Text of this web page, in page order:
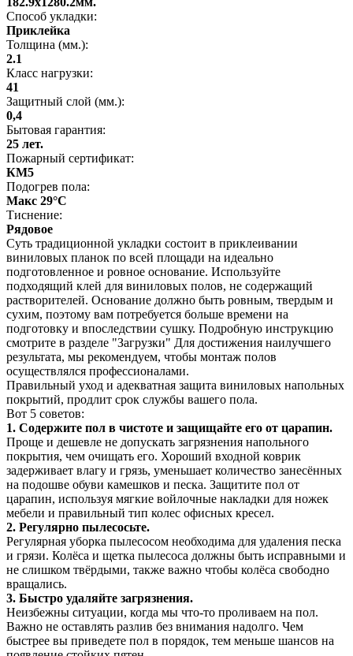
Способ укладки:
Приклейка
Толщина (мм.):
2.1
Класс нагрузки:
41
Защитный слой (мм.):
0,4
Бытовая гарантия:
25 лет.
Пожарный сертификат:
КМ5
Подогрев пола:
Макс 29°C
Тиснение:
Рядовое
Суть традиционной укладки состоит в приклеивании
виниловых планок по всей площади на идеально
подготовленное и ровное основание. Используйте
подходящий клей для виниловых полов, не содержащий
растворителей. Основание должно быть ровным, твердым и
сухим, поэтому вам потребуется больше времени на
подготовку и впоследствии сушку. Подробную инструкцию
смотрите в разделе "Загрузки" Для достижения наилучшего
результата, мы рекомендуем, чтобы монтаж полов
осуществлялся профессионалами.
Правильный уход и адекватная защита виниловых напольных
покрытий, продлит срок службы вашего пола.
Вот 5 советов:
1. Содержите пол в чистоте и защищайте его от царапин.
Проще и дешевле не допускать загрязнения напольного
покрытия, чем очищать его. Хороший входной коврик
задерживает влагу и грязь, уменьшает количество занесённых
на подошве обуви камешков и песка. Защитите пол от
царапин, используя мягкие войлочные накладки для ножек
мебели и правильный тип колес офисных кресел.
2. Регулярно пылесосьте.
Регулярная уборка пылесосом необходима для удаления песка
и грязи. Колёса и щетка пылесоса должны быть исправными и
не слишком твёрдыми, также важно чтобы колёса свободно
вращались.
3. Быстро удаляйте загрязнения.
Неизбежны ситуации, когда мы что-то проливаем на пол.
Важно не оставлять разлив без внимания надолго. Чем
быстрее вы приведете пол в порядок, тем меньше шансов на